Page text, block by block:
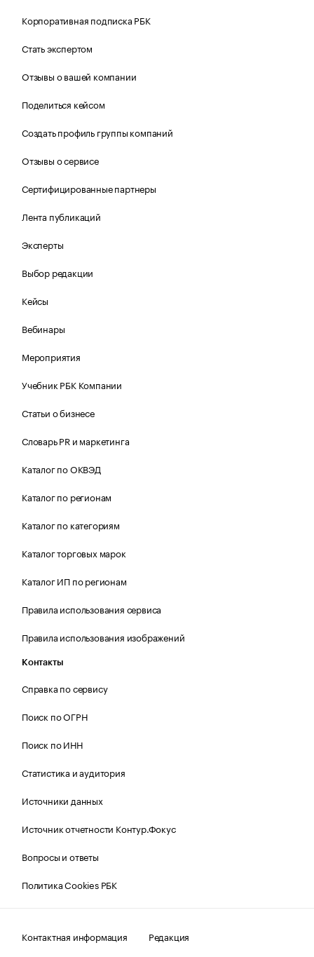
Корпоративная подписка РБК
Стать экспертом
Отзывы о вашей компании
Поделиться кейсом
Создать профиль группы компаний
Отзывы о сервисе
Сертифицированные партнеры
Лента публикаций
Эксперты
Выбор редакции
Кейсы
Вебинары
Мероприятия
Учебник РБК Компании
Статьи о бизнесе
Словарь PR и маркетинга
Каталог по ОКВЭД
Каталог по регионам
Каталог по категориям
Каталог торговых марок
Каталог ИП по регионам
Правила использования сервиса
Правила использования изображений
Контакты
Справка по сервису
Поиск по ОГРН
Поиск по ИНН
Статистика и аудитория
Источники данных
Источник отчетности Контур.Фокус
Вопросы и ответы
Политика Cookies РБК
Контактная информация Редакция